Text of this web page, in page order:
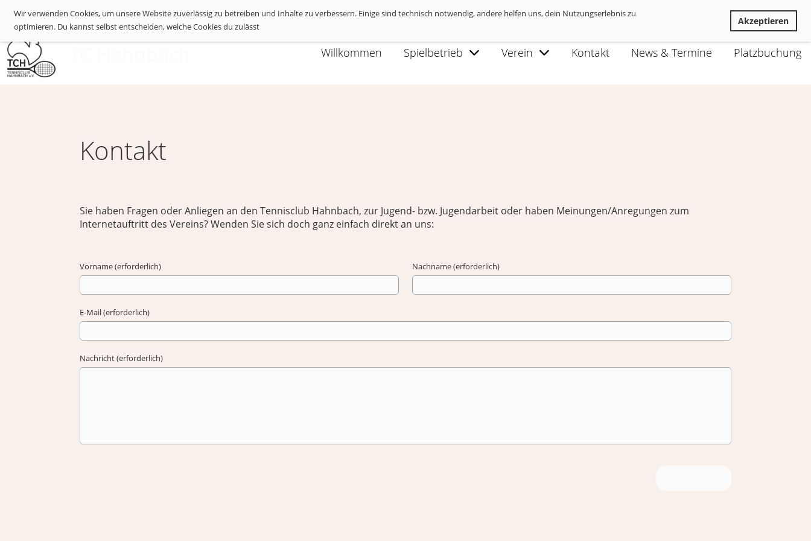
Wir verwenden Cookies, um unsere Website zuverlässig zu betreiben und Inhalte zu verbessern. Einige sind technisch notwendig, andere helfen uns, dein Nutzungserlebnis zu
optimieren. Du kannst selbst entscheiden, welche Cookies du zulässt
Akzeptieren
Willkommen Spielbetrieb Verein Kontakt News & Termine Platzbuchung
Kontakt
Sie haben Fragen oder Anliegen an den Tennisclub Hahnbach, zur Jugend- bzw. Jugendarbeit oder haben Meinungen/Anregungen zum
Internetauftritt des Vereins? Wenden Sie sich doch ganz einfach direkt an uns:
Vorname (erforderlich) Nachname (erforderlich)
E-Mail (erforderlich)
Nachricht (erforderlich)